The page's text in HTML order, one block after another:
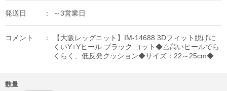
発送日 ～3営業日
コメント
【大阪レッグニット】IM-14688 3Dフィット脱げに
くいY+Yヒール ブラック ヨット◆△高いヒールでら
くらく、低反発クッション◆サイズ：22～25cm◆
数量